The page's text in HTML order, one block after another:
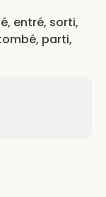
entré, sorti,
parti,